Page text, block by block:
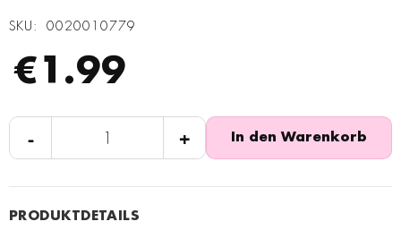
SKU 0020010779
€1.99
- + In den Warenkorb